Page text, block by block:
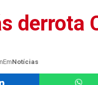
derrota
EmNotícias